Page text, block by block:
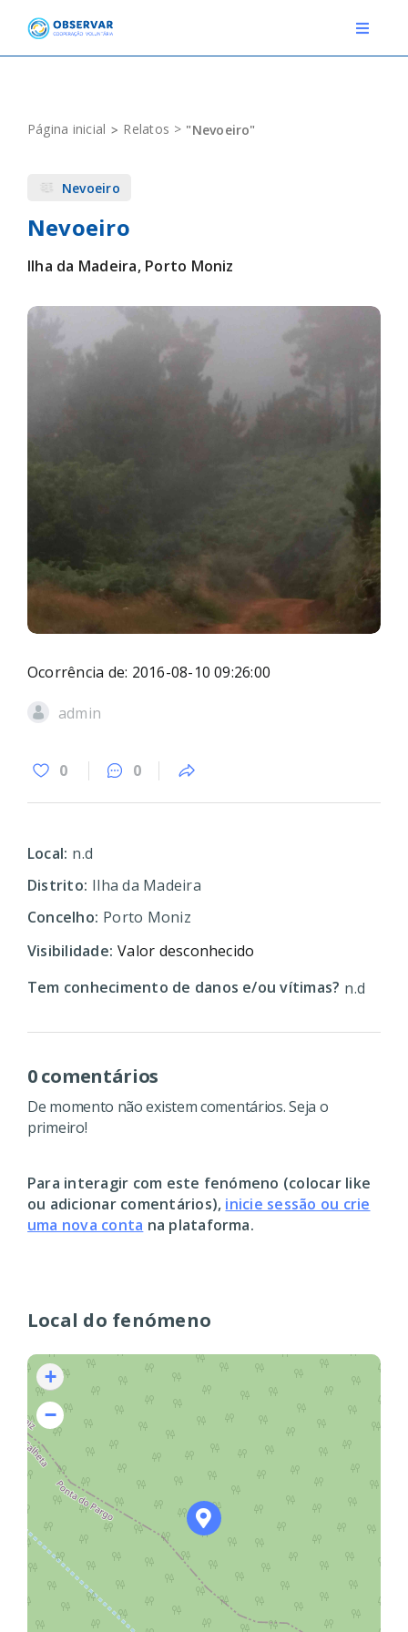
content
Toggle
EVENTOS
DEFINIÇÕES
F.A.Q.
Novo relato Login
Página inicial Relatos "Nevoeiro"
Local do fenómeno
+
−
Nevoeiro
Nevoeiro
Ilha da Madeira, Porto Moniz
Ocorrência de: 2016-08-10 09:26:00
admin
0 0
Local: n.d
Distrito: Ilha da Madeira
Concelho: Porto Moniz
Visibilidade: Valor desconhecido
Tem conhecimento de danos e/ou vítimas? n.d
0 comentários
De momento não existem comentários. Seja o
primeiro!
Para interagir com este fenómeno (colocar like
ou adicionar comentários), inicie sessão ou crie
uma nova conta na plataforma.